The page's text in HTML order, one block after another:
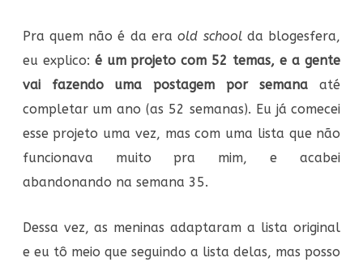
Pra quem não é da eraold schoolda blogesfera,
eu explico: é um projeto com 52 temas, e a gente
vai fazendo uma postagem por semana até
completar um ano (as 52 semanas). Eu já comecei
esse projeto uma vez, mas com uma lista que não
funcionava muito pra mim, e acabei
abandonando na semana 35.
Dessa vez, as meninas adaptaram a lista original
e eu tô meio que seguindo a lista delas, mas posso